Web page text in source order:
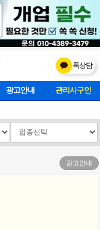
톡상담
광고안내 관리사구인
광고안내